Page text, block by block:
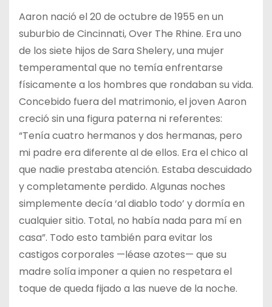
Aaron nació el 20 de octubre de 1955 en un
suburbio de Cincinnati, Over The Rhine. Era uno
de los siete hijos de Sara Shelery, una mujer
temperamental que no temía enfrentarse
físicamente a los hombres que rondaban su vida.
Concebido fuera del matrimonio, el joven Aaron
creció sin una figura paterna ni referentes:
“Tenía cuatro hermanos y dos hermanas, pero
mi padre era diferente al de ellos. Era el chico al
que nadie prestaba atención. Estaba descuidado
y completamente perdido. Algunas noches
simplemente decía ‘al diablo todo’ y dormía en
cualquier sitio. Total, no había nada para mí en
casa”. Todo esto también para evitar los
castigos corporales —léase azotes— que su
madre solía imponer a quien no respetara el
toque de queda fijado a las nueve de la noche.